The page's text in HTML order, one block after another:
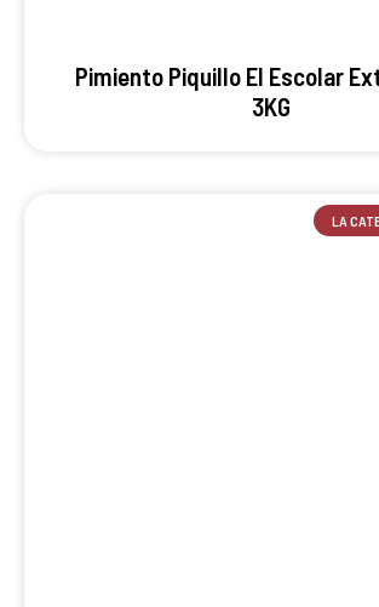
Pimiento Piquillo El Escolar
3KG
LA